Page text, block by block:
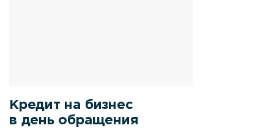
Кредит на бизнес
в день обращения